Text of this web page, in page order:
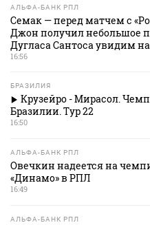
АЛЬФА-БАНК РПЛ
Семак — перед матчем с
Джон получил небольшое
Дугласа Сантоса увидим
16:56
БРАЗИЛИЯ
Крузейро - Мирасол.
Бразилии. Тур 22
16:50
АЛЬФА-БАНК РПЛ
Овечкин надеется на
«Динамо» в РПЛ
16:49
АЛЬФА-БАНК РПЛ